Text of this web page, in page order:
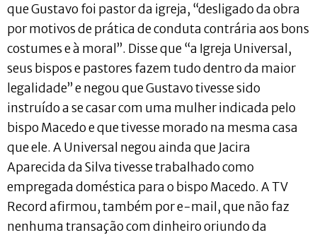
que Gustavo foi pastor da igreja, “desligado da obra
por motivos de prática de conduta contrária aos bons
costumes e à moral”. Disse que “a Igreja Universal,
seus bispos e pastores fazem tudo dentro da maior
legalidade” e negou que Gustavo tivesse sido
instruído a se casar com uma mulher indicada pelo
bispo Macedo e que tivesse morado na mesma casa
que ele. A Universal negou ainda que Jacira
Aparecida da Silva tivesse trabalhado como
empregada doméstica para o bispo Macedo. A TV
Record afirmou, também por e-mail, que não faz
nenhuma transação com dinheiro oriundo da